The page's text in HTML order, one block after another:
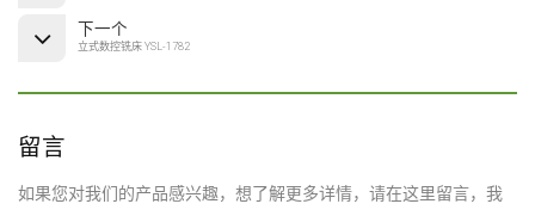
下一个
立式数控铣床 YSL-1782
留言
如果您对我们的产品感兴趣，想了解更多详情，请在这里留言，我